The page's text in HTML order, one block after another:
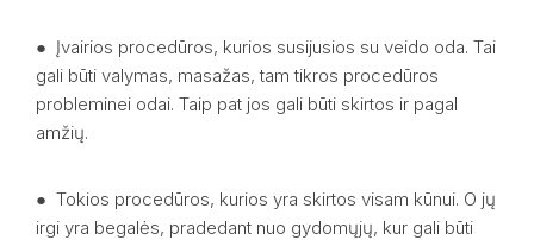
● Įvairios procedūros, kurios susijusios su veido oda. Tai
gali būti valymas, masažas, tam tikros procedūros
probleminei odai. Taip pat jos gali būti skirtos ir pagal
amžių.
● Tokios procedūros, kurios yra skirtos visam kūnui. O jų
irgi yra begalės, pradedant nuo gydomųjų, kur gali būti